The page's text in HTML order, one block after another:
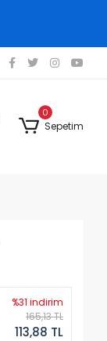
0
Sepetim
%31 indirim
165,13 TL
113,88 TL